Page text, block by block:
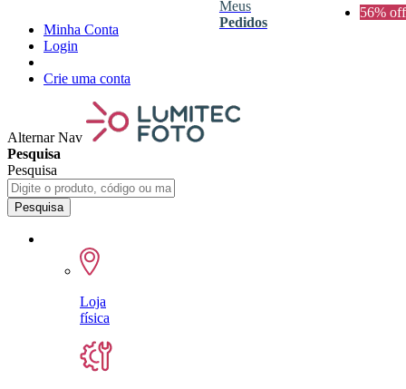
Minha Conta
Login
Crie uma conta
Alternar Nav
Pesquisa
Pesquisa
Pesquisa
Loja
física
Meus
Pedidos
56% off